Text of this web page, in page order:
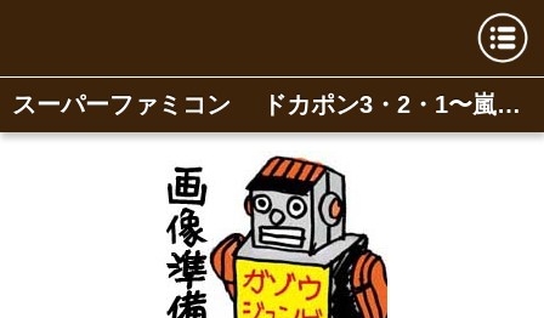
スーパーファミコン ドカポン3・2・1〜嵐を呼ぶ友情〜